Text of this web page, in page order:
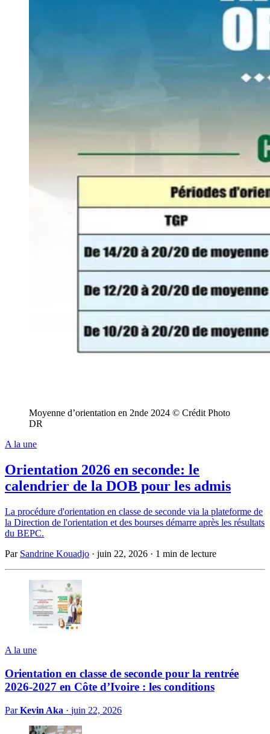
Moyenne d’orientation en 2nde 2024 © Crédit Photo
DR
A la une
Orientation 2026 en seconde: le
calendrier de la DOB pour les admis
La procédure d'orientation en classe de seconde via la plateforme de
la Direction de l'orientation et des bourses démarre après les résultats
du BEPC.
Par Sandrine Kouadjo · juin 22, 2026 · 1 min de lecture
A la une
Orientation en classe de seconde pour la rentrée
2026-2027 en Côte d’Ivoire : les conditions
ParKevin Aka · juin 22, 2026